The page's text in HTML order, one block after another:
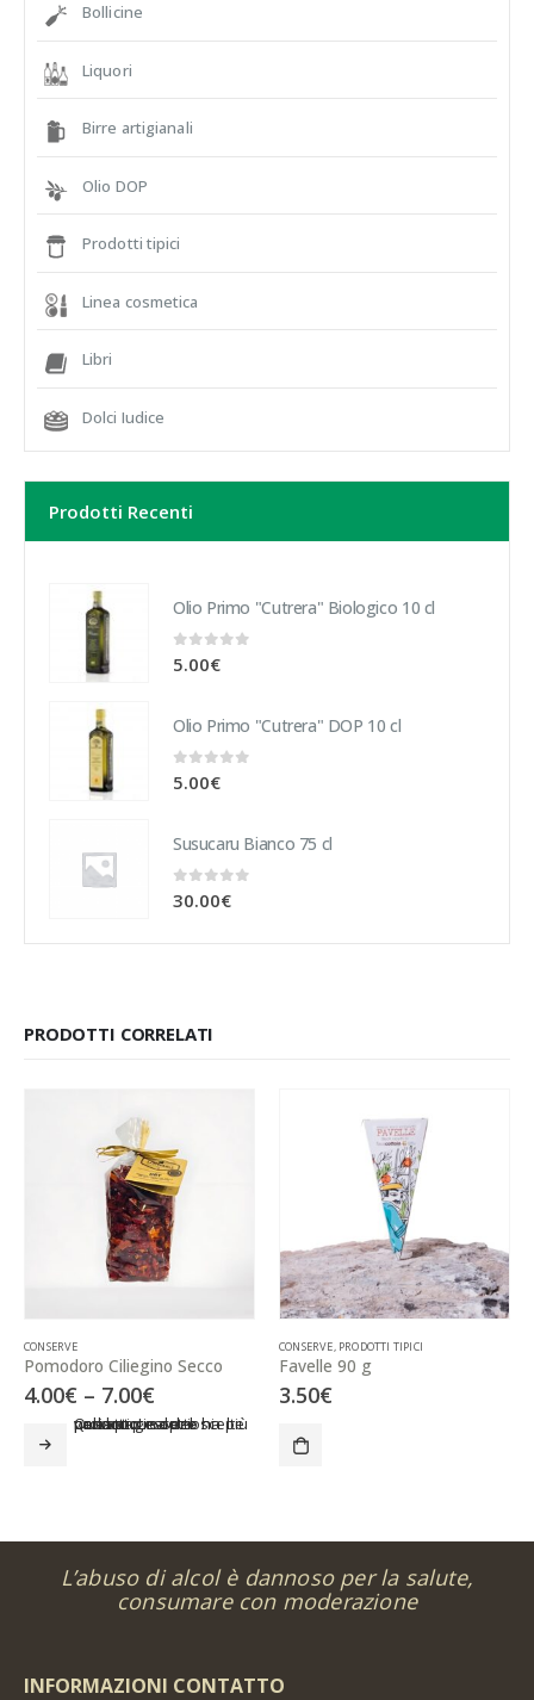
Bollicine
Liquori
Birre artigianali
Olio DOP
Prodotti tipici
Linea cosmetica
Libri
Dolci Iudice
Prodotti Recenti
Olio Primo "Cutrera" Biologico 10 cl
0 Su 5
5.00€
Olio Primo "Cutrera" DOP 10 cl
0 Su 5
5.00€
Susucaru Bianco 75 cl
0Su 5
30.00€
PRODOTTI CORRELATI
CONSERVE
Pomodoro Ciliegino Secco
4.00€ – 7.00€
Questo prodotto ha più varianti. Le opzioni possono essere scelte nella pagina del prodotto
CONSERVE, PRODOTTI TIPICI
Favelle 90 g
3.50€
L’abuso di alcol è dannoso per la salute,
consumare con moderazione
INFORMAZIONI CONTATTO